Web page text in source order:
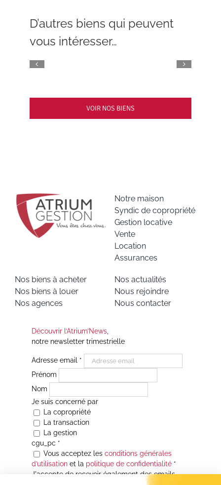
D’autres biens qui peuvent
vous intéresser…
VOIR NOS BIENS
Notre maison
Syndic de copropriété
Gestion locative
Vente
Location
Assurances
Nos biens à acheter
Nos biens à louer
Nos agences
Nos actualités
Nous rejoindre
Nous contacter
Découvrir l’Atrium’News,
notre newsletter trimestrielle
Adresse email *
Prénom
Nom
Je suis concerné par
La copropriété
La transaction
La gestion
cgu_pc *
Vous acceptez les conditions générales
d’utilisationet la politique de confidentialité*
J'accepte de recevoir également des emails